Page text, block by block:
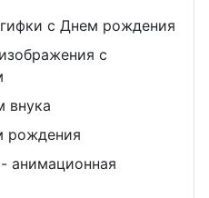
с Днем рождения
с
внука
рождения
анимационная